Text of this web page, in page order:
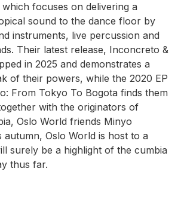
focuses on delivering a
sound to the dance floor by
instruments, live percussion and
Their latest release, Inconcreto &
in 2025 and demonstrates a
of their powers, while the 2020 EP
From Tokyo To Bogota finds them
with the originators of
Oslo World friends Minyo
autumn, Oslo World is host to a
surely be a highlight of the cumbia
thus far.